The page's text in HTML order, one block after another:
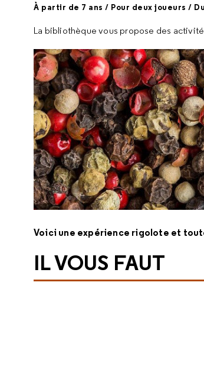
À partir de 7 ans / Pour deux joueurs /
La bibliothèque vous propose des
Voici une expérience rigolote et
IL VOUS FAUT